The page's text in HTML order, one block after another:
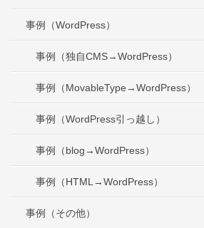
事例（WordPress）
事例（独自CMS→WordPress）
事例（MovableType→WordPress）
事例（WordPress引っ越し）
事例（blog→WordPress）
事例（HTML→WordPress）
事例（その他）